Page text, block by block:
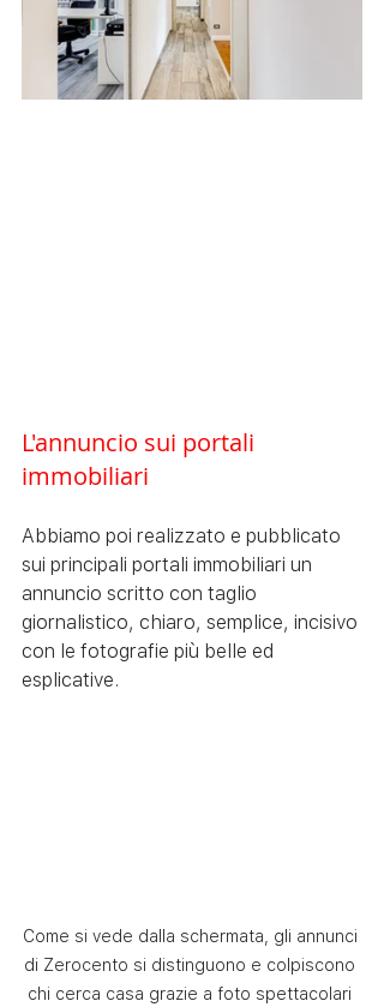
L'annuncio sui portali
immobiliari
Abbiamo poi realizzato e pubblicato
sui principali portali immobiliari un
annuncio scritto con taglio
giornalistico, chiaro, semplice, incisivo
con le fotografie più belle ed
esplicative.
Come si vede dalla schermata, gli annunci
di Zerocento si distinguono e colpiscono
chi cerca casa grazie a foto spettacolari